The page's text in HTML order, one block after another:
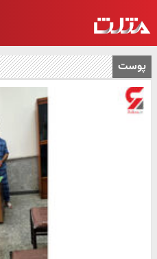
پوست